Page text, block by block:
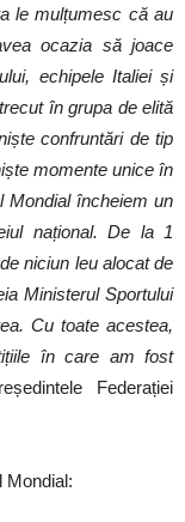
le mulțumesc că au
ocazia să joace
echipele Italiei și
în grupa de elită
confruntări de tip
momente unice în
Mondial încheiem un
național. De la 1
niciun leu alocat de
Ministerul Sportului
Cu toate acestea,
în care am fost
Federației
Mondial: